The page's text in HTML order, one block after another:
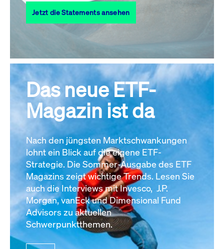
31
Alle Events
Jetzt die Statements ansehen
Das neue ETF-
Magazin ist da
Nach den jüngsten Marktschwankungen
lohnt ein Blick auf die eigene ETF-
Strategie. Die Sommer-Ausgabe des ETF
Magazins zeigt wichtige Trends. Lesen Sie
auch die Interviews mit Invesco, J.P.
Morgan, vanEck und Dimensional Fund
Advisors zu aktuellen
Schwerpunktthemen.